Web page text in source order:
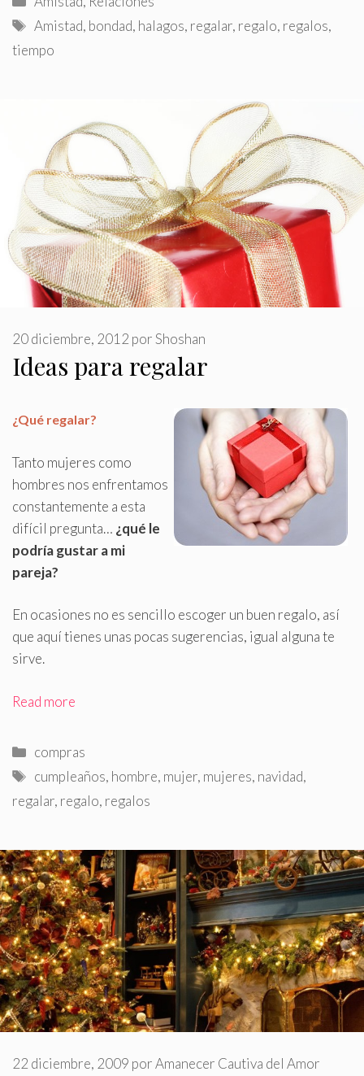
Etiquetas
Amistad, bondad, halagos, regalar, regalo, regalos,
tiempo
Ideas para regalar
20 diciembre, 2012 porShoshan
¿Qué regalar?
Tanto mujeres como
hombres nos enfrentamos
constantemente a esta
difícil pregunta… ¿qué le
podría gustar a mi
pareja?
En ocasiones no es sencillo escoger un buen regalo, así
que aquí tienes unas pocas sugerencias, igual alguna te
sirve.
Read more
Categorías
compras
Etiquetas
cumpleaños, hombre, mujer, mujeres, navidad,
regalar, regalo, regalos
22 diciembre, 2009 porAmanecer Cautiva del Amor